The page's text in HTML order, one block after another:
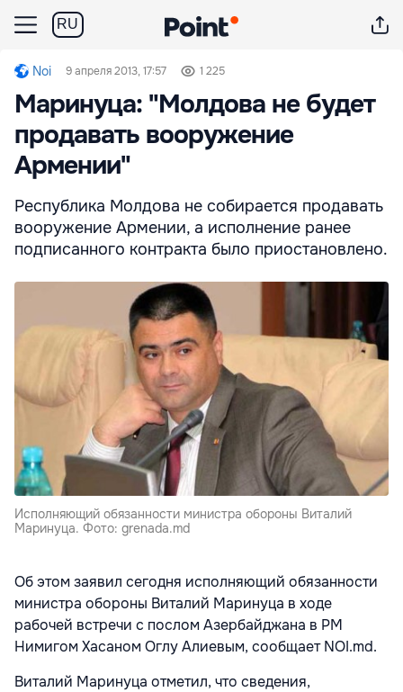
RU
Noi 9 апреля 2013, 17:57 1 225
Маринуца: "Молдова не будет
продавать вооружение
Армении"
Республика Молдова не собирается продавать
вооружение Армении, а исполнение ранее
подписанного контракта было приостановлено.
Исполняющий обязанности министра обороны Виталий
Маринуца. Фото: grenada.md
Об этом заявил сегодня исполняющий обязанности
министра обороны Виталий Маринуца в ходе
рабочей встречи с послом Азербайджана в РМ
Нимигом Хасаном Оглу Алиевым, сообщает NOI.md.
Виталий Маринуца отметил, что сведения,